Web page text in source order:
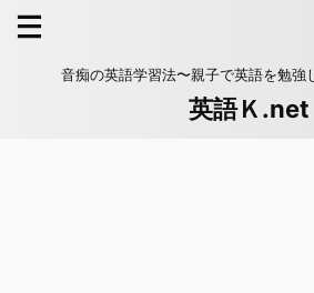
音痴の英語学習法〜親子で英語を勉強
英語Ｋ.net